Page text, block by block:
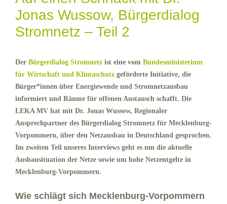
Jonas Wussow, Bürgerdialog
Stromnetz – Teil 2
Der Bürgerdialog Stromnetz ist eine vom Bundesministerium
für Wirtschaft und Klimaschutz geförderte Initiative, die
Bürger*innen über Energiewende und Stromnetzausbau
informiert und Räume für offenen Austausch schafft. Die
LEKA MV hat mit Dr. Jonas Wussow, Regionaler
Ansprechpartner des Bürgerdialog Stromnetz für Mecklenburg-
Vorpommern, über den Netzausbau in Deutschland gesprochen.
Im zweiten Teil unseres Interviews geht es um die aktuelle
Ausbausituation der Netze sowie um hohe Netzentgelte in
Mecklenburg-Vorpommern.
Wie schlägt sich Mecklenburg-Vorpommern